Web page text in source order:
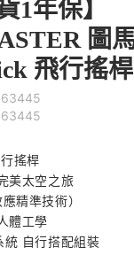
1年保】
圖
飛行搖桿
搖桿
美太空之旅
精準技術）
體工學
統 自行搭配組裝